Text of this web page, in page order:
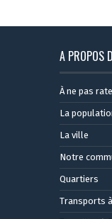
A PROPOS
À ne pas
La
La ville
Notre
Quartiers
Transports